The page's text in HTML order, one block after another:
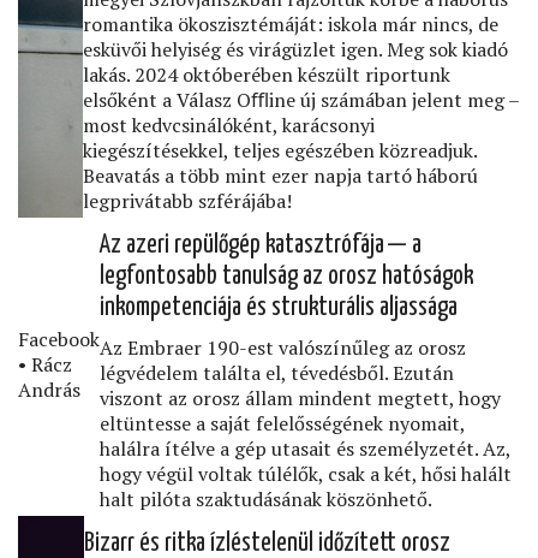
romantika ökoszisztémáját: iskola már nincs, de
esküvői helyiség és virágüzlet igen. Meg sok kiadó
lakás. 2024 októberében készült riportunk
elsőként a Válasz Oﬄine új számában jelent meg –
most kedvcsinálóként, karácsonyi
kiegészítésekkel, teljes egészében közreadjuk.
Beavatás a több mint ezer napja tartó háború
legprivátabb szférájába!
Facebook
• Rácz
András
Az azeri repülőgép katasztrófája — a
legfontosabb tanulság az orosz hatóságok
inkompetenciája és strukturális aljassága
Az Embraer 190-est valószínűleg az orosz
légvédelem találta el, tévedésből. Ezután
viszont az orosz állam mindent megtett, hogy
eltüntesse a saját felelősségének nyomait,
halálra ítélve a gép utasait és személyzetét. Az,
hogy végül voltak túlélők, csak a két, hősi halált
halt pilóta szaktudásának köszönhető.
Bizarr és ritka ízléstelenül időzített orosz